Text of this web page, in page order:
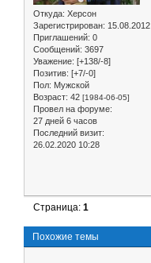
Откуда: Херсон
Зарегистрирован: 15.08.2012
Приглашений: 0
Сообщений: 3697
Уважение: [+138/-8]
Позитив: [+7/-0]
Пол: Мужской
Возраст: 42 [1984-06-05]
Провел на форуме:
27 дней 6 часов
Последний визит:
26.02.2020 10:28
Страница:1
Похожие темы